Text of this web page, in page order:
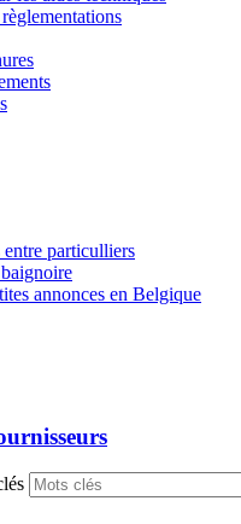
particulliers
annonces en Belgique